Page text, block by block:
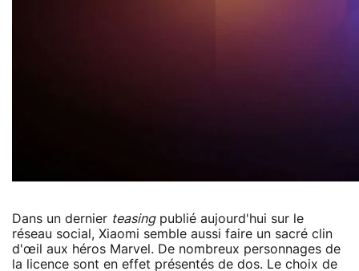
Dans un dernier teasingpublié aujourd'hui sur le
réseau social, Xiaomi semble aussi faire un sacré clin
d'œil aux héros Marvel. De nombreux personnages de
la licence sont en effet présentés de dos. Le choix de